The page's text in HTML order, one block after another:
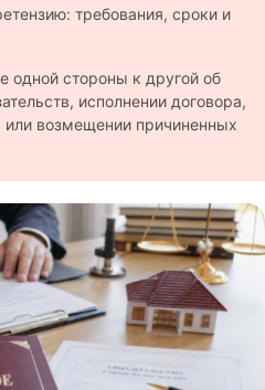
требования, сроки и
одной стороны к другой об
исполнении договора,
возмещении причиненных